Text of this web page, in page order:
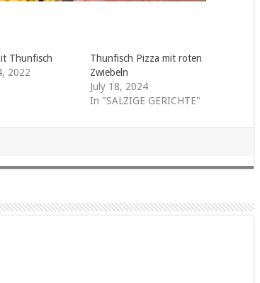
Thunfisch
2022
Thunfisch Pizza mit roten
Zwiebeln
July 18, 2024
In "SALZIGE GERICHTE"